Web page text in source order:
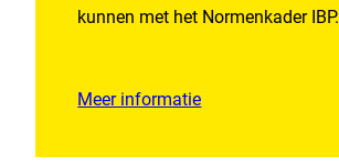
kunnen met het Normenkader IBP.
Meer informatie